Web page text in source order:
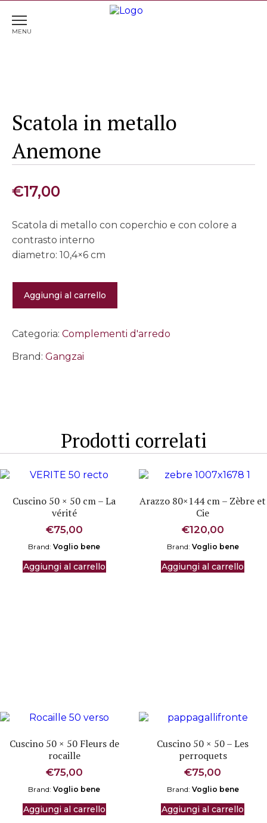
Home Complementi d'arredo
Anemone
Scatola in metallo
Anemone
€17,00
Scatola di metallo con coperchio e con colore a
contrasto interno
diametro: 10,4×6 cm
metallo
quantità
Aggiungi al carrello
Categoria: Complementi d'arredo
Brand: Gangzai
Prodotti correlati
Cuscino 50 × 50 cm – La
vérité
€75,00
Brand:Voglio bene
Aggiungi al carrello
Arazzo 80×144 cm – Zèbre et
Cie
€120,00
Brand: Voglio bene
Aggiungi al carrello
Cuscino 50 × 50 Fleurs de
rocaille
€75,00
Brand:Voglio bene
Aggiungi al carrello
Cuscino 50 × 50 – Les
perroquets
€75,00
Brand: Voglio bene
Aggiungi al carrello